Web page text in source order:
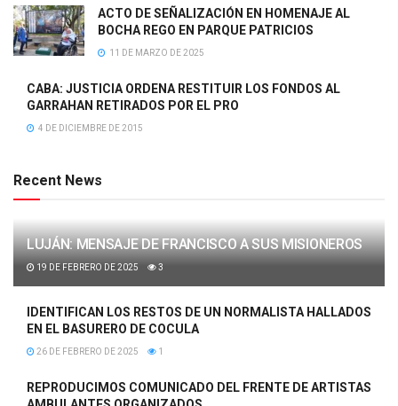
ACTO DE SEÑALIZACIÓN EN HOMENAJE AL
BOCHA REGO EN PARQUE PATRICIOS
11 DE MARZO DE 2025
CABA: JUSTICIA ORDENA RESTITUIR LOS FONDOS AL
GARRAHAN RETIRADOS POR EL PRO
4 DE DICIEMBRE DE 2015
Recent News
LUJÁN: MENSAJE DE FRANCISCO A SUS MISIONEROS
19 DE FEBRERO DE 2025 3
IDENTIFICAN LOS RESTOS DE UN NORMALISTA HALLADOS
EN EL BASURERO DE COCULA
26 DE FEBRERO DE 2025 1
REPRODUCIMOS COMUNICADO DEL FRENTE DE ARTISTAS